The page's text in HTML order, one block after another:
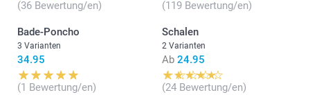
(36 Bewertung/en) (119 Bewertung/en)
Bade-Poncho
3 Varianten
34.95
(1 Bewertung/en)
Schalen
2 Varianten
Ab 24.95
(24 Bewertung/en)